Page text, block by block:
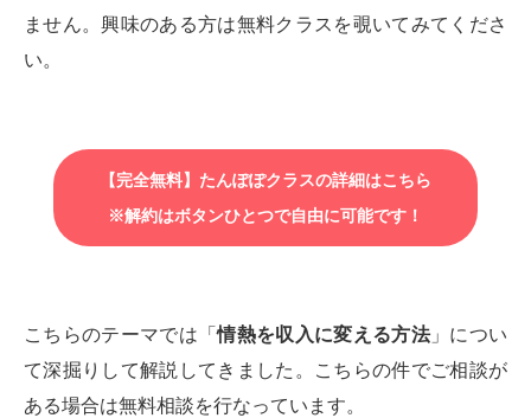
ません。興味のある方は無料クラスを覗いてみてくださ
い。
【完全無料】たんぽぽクラスの詳細はこちら
※解約はボタンひとつで自由に可能です！
こちらのテーマでは「情熱を収入に変える方法」につい
て深掘りして解説してきました。こちらの件でご相談が
ある場合は無料相談を行なっています。